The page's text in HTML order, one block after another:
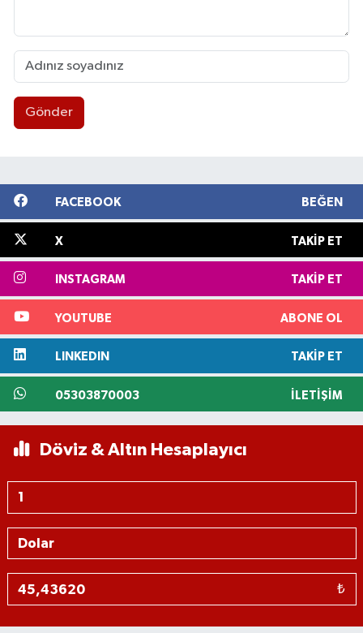
Gönder
FACEBOOK BEĞEN
X TAKIP ET
INSTAGRAM TAKIP ET
YOUTUBE ABONE OL
LINKEDIN TAKIP ET
05303870003 İLETIŞIM
Döviz & Altın Hesaplayıcı
₺